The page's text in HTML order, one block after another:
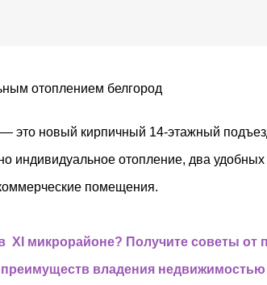
это новый кирпичный 14-этажный
индивидуальное отопление, два
помещения.
XI микрорайоне? Получите советы
владения